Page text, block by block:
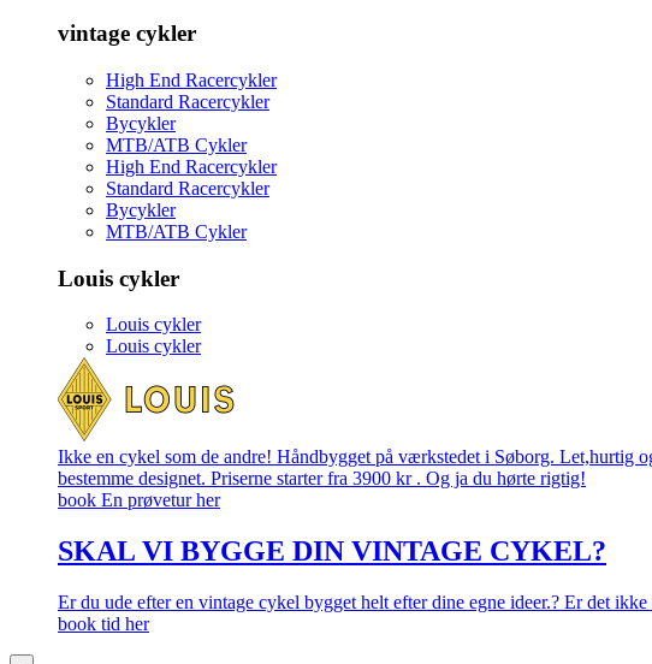
vintage cykler
High End Racercykler
Standard Racercykler
Bycykler
MTB/ATB Cykler
High End Racercykler
Standard Racercykler
Bycykler
MTB/ATB Cykler
Louis cykler
Louis cykler
Louis cykler
Ikke en cykel som de andre! Håndbygget på værkstedet i Søborg. Let,hurtig
bestemme designet. Priserne starter fra 3900 kr . Og ja du hørte rigtig!
book En prøvetur her
SKAL VI BYGGE DIN VINTAGE CYKEL?
Er du ude efter en vintage cykel bygget helt efter dine egne ideer.? Er det
book tid her